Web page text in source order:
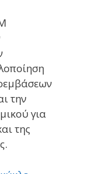
την
για
της